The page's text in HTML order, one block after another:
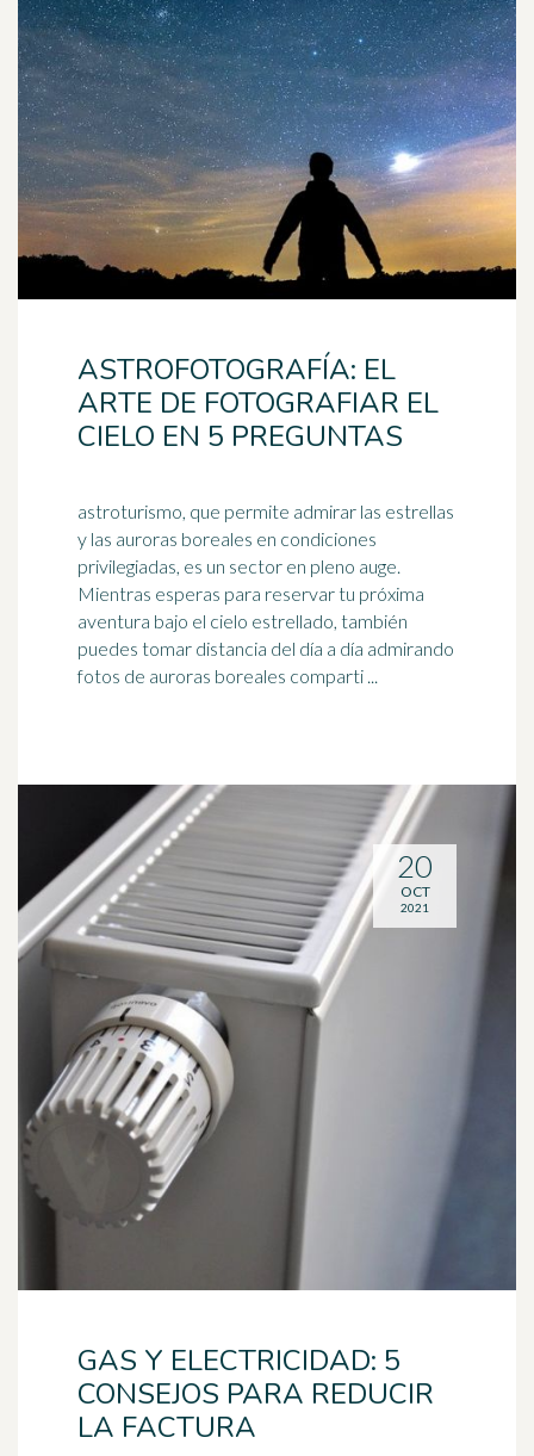
ASTROFOTOGRAFÍA: EL
ARTE DE FOTOGRAFIAR EL
CIELO EN 5 PREGUNTAS
astroturismo, que permite admirar las estrellas
y las auroras boreales en condiciones
privilegiadas, es un sector en pleno auge.
Mientras esperas para reservar tu próxima
aventura bajo el cielo estrellado, también
puedes tomar distancia del día a día admirando
fotos de auroras boreales comparti ...
GAS Y ELECTRICIDAD: 5
CONSEJOS PARA REDUCIR
LA FACTURA
20
OCT
2021